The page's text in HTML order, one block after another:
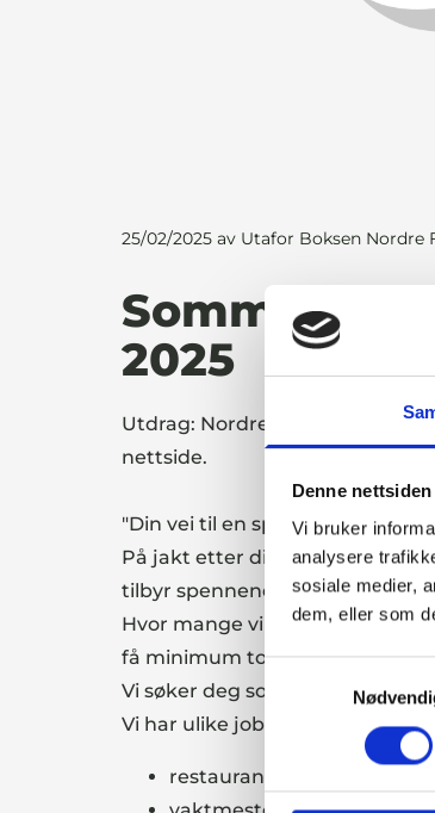
Denne
Vi bruker
analysere
sosiale medier,
dem, eller som
Samtykkevalg
25/02/2025 av Utafor Boksen Nordre
2025
Utdrag: Nordre Follo
nettside.
"Din vei til en spennende
På jakt etter din første
tilbyr spennende
Hvor mange vi skal ansette,
få minimum to uker arbeid. Vi
Vi søker deg som vil prøve noe
Vi har ulike jobber innen:
restauranter, butikk,